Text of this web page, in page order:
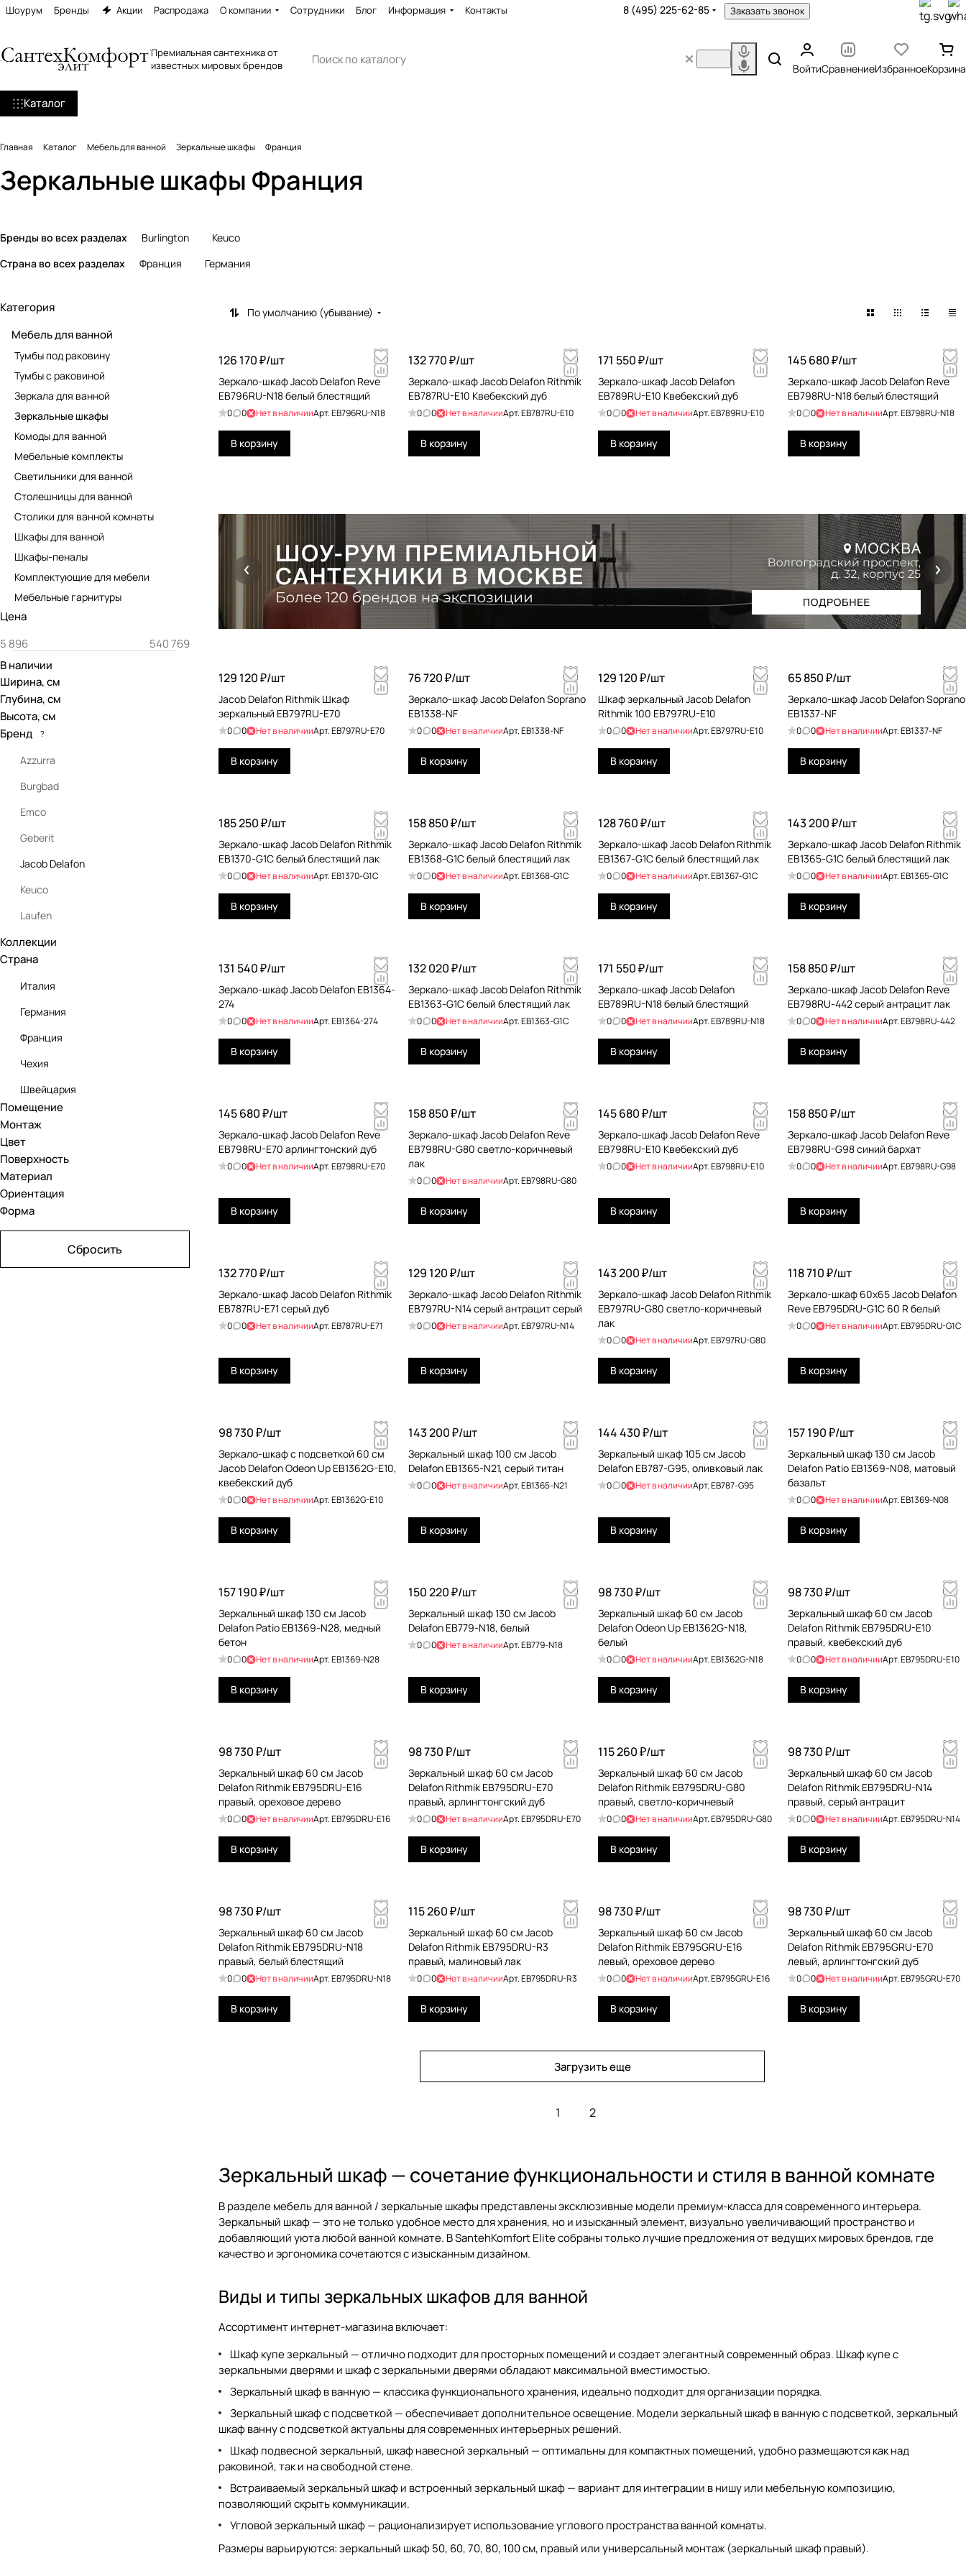
Шоурум Бренды Акции Распродажа О компании Сотрудники Блог Информация Контакты 8 (495) 225-62-85 Заказать звонок
Премиальная сантехника от
известных мировых брендов
ВойтиСравнениеИзбранноеКорзина
Каталог
Главная Каталог Мебель для ванной Зеркальные шкафы Франция
Зеркальные шкафы Франция
Бренды во всех разделах Burlington
Keuco
Страна во всех разделах
Франция Германия
По умолчанию (убывание)
126 170 ₽/шт
Зеркало-шкаф Jacob Delafon Reve
EB796RU-N18 белый блестящий
0 0 Нет в наличииАрт.EB796RU-N18
В корзину
132 770 ₽/шт
Зеркало-шкаф Jacob Delafon Rithmik
EB787RU-E10 Квебекский дуб
0 0 Нет в наличииАрт.EB787RU-E10
В корзину
171 550 ₽/шт
Зеркало-шкаф Jacob Delafon
EB789RU-E10 Квебекский дуб
0 0 Нет в наличииАрт.EB789RU-E10
В корзину
145 680 ₽/шт
Зеркало-шкаф Jacob Delafon Reve
EB798RU-N18 белый блестящий
0 0 Нет в наличииАрт.EB798RU-N18
В корзину
129 120 ₽/шт
Jacob Delafon Rithmik Шкаф
зеркальный EB797RU-E70
0 0 Нет в наличииАрт.EB797RU-E70
В корзину
76 720 ₽/шт
Зеркало-шкаф Jacob Delafon Soprano
EB1338-NF
0 0 Нет в наличииАрт.EB1338-NF
В корзину
129 120 ₽/шт
Шкаф зеркальный Jacob Delafon
Rithmik 100 EB797RU-E10
0 0 Нет в наличииАрт.EB797RU-E10
В корзину
65 850 ₽/шт
Зеркало-шкаф Jacob Delafon Soprano
EB1337-NF
0 0 Нет в наличииАрт.EB1337-NF
В корзину
185 250 ₽/шт
Зеркало-шкаф Jacob Delafon Rithmik
EB1370-G1C белый блестящий лак
0 0 Нет в наличииАрт.EB1370-G1C
В корзину
158 850 ₽/шт
Зеркало-шкаф Jacob Delafon Rithmik
EB1368-G1C белый блестящий лак
0 0 Нет в наличииАрт.EB1368-G1C
В корзину
128 760 ₽/шт
Зеркало-шкаф Jacob Delafon Rithmik
EB1367-G1C белый блестящий лак
0 0 Нет в наличииАрт.EB1367-G1C
В корзину
143 200 ₽/шт
Зеркало-шкаф Jacob Delafon Rithmik
EB1365-G1C белый блестящий лак
0 0 Нет в наличииАрт.EB1365-G1C
В корзину
131 540 ₽/шт
Зеркало-шкаф Jacob Delafon EB1364-
274
0 0 Нет в наличииАрт.EB1364-274
В корзину
132 020 ₽/шт
Зеркало-шкаф Jacob Delafon Rithmik
EB1363-G1C белый блестящий лак
0 0 Нет в наличииАрт.EB1363-G1C
В корзину
171 550 ₽/шт
Зеркало-шкаф Jacob Delafon
EB789RU-N18 белый блестящий
0 0 Нет в наличииАрт.EB789RU-N18
В корзину
158 850 ₽/шт
Зеркало-шкаф Jacob Delafon Reve
EB798RU-442 серый антрацит лак
0 0 Нет в наличииАрт.EB798RU-442
В корзину
145 680 ₽/шт
Зеркало-шкаф Jacob Delafon Reve
EB798RU-E70 арлингтонский дуб
0 0 Нет в наличииАрт.EB798RU-E70
В корзину
158 850 ₽/шт
Зеркало-шкаф Jacob Delafon Reve
EB798RU-G80 светло-коричневый
лак
0 0 Нет в наличииАрт.EB798RU-G80
В корзину
145 680 ₽/шт
Зеркало-шкаф Jacob Delafon Reve
EB798RU-E10 Квебекский дуб
0 0 Нет в наличииАрт.EB798RU-E10
В корзину
158 850 ₽/шт
Зеркало-шкаф Jacob Delafon Reve
EB798RU-G98 синий бархат
0 0 Нет в наличииАрт.EB798RU-G98
В корзину
132 770 ₽/шт
Зеркало-шкаф Jacob Delafon Rithmik
EB787RU-E71 серый дуб
0 0 Нет в наличииАрт.EB787RU-E71
В корзину
129 120 ₽/шт
Зеркало-шкаф Jacob Delafon Rithmik
EB797RU-N14 серый антрацит серый
0 0 Нет в наличииАрт.EB797RU-N14
В корзину
143 200 ₽/шт
Зеркало-шкаф Jacob Delafon Rithmik
EB797RU-G80 светло-коричневый
лак
0 0 Нет в наличииАрт.EB797RU-G80
В корзину
118 710 ₽/шт
Зеркало-шкаф 60х65 Jacob Delafon
Reve EB795DRU-G1C 60 R белый
0 0 Нет в наличииАрт.EB795DRU-G1C
В корзину
98 730 ₽/шт
Зеркало-шкаф с подсветкой 60 см
Jacob Delafon Odeon Up EB1362G-E10,
квебекский дуб
0 0 Нет в наличииАрт.EB1362G-E10
В корзину
143 200 ₽/шт
Зеркальный шкаф 100 см Jacob
Delafon EB1365-N21, серый титан
0 0 Нет в наличииАрт.EB1365-N21
В корзину
144 430 ₽/шт
Зеркальный шкаф 105 см Jacob
Delafon EB787-G95, оливковый лак
0 0 Нет в наличииАрт.EB787-G95
В корзину
157 190 ₽/шт
Зеркальный шкаф 130 см Jacob
Delafon Patio EB1369-N08, матовый
базальт
0 0 Нет в наличииАрт.EB1369-N08
В корзину
157 190 ₽/шт
Зеркальный шкаф 130 см Jacob
Delafon Patio EB1369-N28, медный
бетон
0 0 Нет в наличииАрт.EB1369-N28
В корзину
150 220 ₽/шт
Зеркальный шкаф 130 см Jacob
Delafon EB779-N18, белый
0 0 Нет в наличииАрт.EB779-N18
В корзину
98 730 ₽/шт
Зеркальный шкаф 60 см Jacob
Delafon Odeon Up EB1362G-N18,
белый
0 0 Нет в наличииАрт.EB1362G-N18
В корзину
98 730 ₽/шт
Зеркальный шкаф 60 см Jacob
Delafon Rithmik EB795DRU-E10
правый, квебекский дуб
0 0 Нет в наличииАрт.EB795DRU-E10
В корзину
98 730 ₽/шт
Зеркальный шкаф 60 см Jacob
Delafon Rithmik EB795DRU-E16
правый, ореховое дерево
0 0 Нет в наличииАрт.EB795DRU-E16
В корзину
98 730 ₽/шт
Зеркальный шкаф 60 см Jacob
Delafon Rithmik EB795DRU-E70
правый, арлингтонгский дуб
0 0 Нет в наличииАрт.EB795DRU-E70
В корзину
115 260 ₽/шт
Зеркальный шкаф 60 см Jacob
Delafon Rithmik EB795DRU-G80
правый, светло-коричневый
0 0 Нет в наличииАрт.EB795DRU-G80
В корзину
98 730 ₽/шт
Зеркальный шкаф 60 см Jacob
Delafon Rithmik EB795DRU-N14
правый, серый антрацит
0 0 Нет в наличииАрт.EB795DRU-N14
В корзину
98 730 ₽/шт
Зеркальный шкаф 60 см Jacob
Delafon Rithmik EB795DRU-N18
правый, белый блестящий
0 0 Нет в наличииАрт.EB795DRU-N18
В корзину
115 260 ₽/шт
Зеркальный шкаф 60 см Jacob
Delafon Rithmik EB795DRU-R3
правый, малиновый лак
0 0 Нет в наличииАрт.EB795DRU-R3
В корзину
98 730 ₽/шт
Зеркальный шкаф 60 см Jacob
Delafon Rithmik EB795GRU-E16
левый, ореховое дерево
0 0 Нет в наличииАрт.EB795GRU-E16
В корзину
98 730 ₽/шт
Зеркальный шкаф 60 см Jacob
Delafon Rithmik EB795GRU-E70
левый, арлингтонгский дуб
0 0 Нет в наличииАрт.EB795GRU-E70
В корзину
Загрузить еще
1 2
Зеркальный шкаф — сочетание функциональности и стиля в ванной комнате
В разделемебель для ванной / зеркальные шкафы представлены эксклюзивные модели премиум-класса для современного интерьера.
Зеркальный шкаф— это не только удобное место для хранения, но и изысканный элемент, визуально увеличивающий пространство и
добавляющий уюта любой ванной комнате. В SantehKomfort Elite собраны только лучшие предложения от ведущих мировых брендов, где
качество и эргономика сочетаются с изысканным дизайном.
Виды и типы зеркальных шкафов для ванной
Ассортимент интернет-магазина включает:
Шкаф купе зеркальный — отлично подходит для просторных помещений и создает элегантный современный образ. Шкаф купе с
зеркальными дверями и шкаф с зеркальными дверямиобладают максимальной вместимостью.
Зеркальный шкаф в ванную— классика функционального хранения, идеально подходит для организации порядка.
Зеркальный шкаф с подсветкой — обеспечивает дополнительное освещение. Моделизеркальный шкаф в ванную с подсветкой,зеркальный
шкаф ванну с подсветкойактуальны для современных интерьерных решений.
Шкаф подвесной зеркальный, шкаф навесной зеркальный — оптимальны для компактных помещений, удобно размещаются как над
раковиной, так и на свободной стене.
Встраиваемый зеркальный шкаф и встроенный зеркальный шкаф — вариант для интеграции в нишу или мебельную композицию,
позволяющий скрыть коммуникации.
Угловой зеркальный шкаф — рационализирует использование углового пространства ванной комнаты.
Размеры варьируются:зеркальный шкаф 50, 60,70, 80, 100см, правый или универсальный монтаж (зеркальный шкаф правый).
Категория
Мебель для ванной
Тумбы под раковину
Тумбы с раковиной
Зеркала для ванной
Зеркальные шкафы
Комоды для ванной
Мебельные комплекты
Светильники для ванной
Столешницы для ванной
Столики для ванной комнаты
Шкафы для ванной
Шкафы-пеналы
Комплектующие для мебели
Мебельные гарнитуры
Цена
В наличии
Ширина, см
Глубина, см
Высота, см
Бренд
?
Azzurra
Burgbad
Emco
Geberit
Jacob Delafon
Keuco
Laufen
Milldue
Ravak
Коллекции
Страна
Италия
Германия
Франция
Чехия
Швейцария
Помещение
Монтаж
Цвет
Поверхность
Материал
Ориентация
Форма
Сбросить